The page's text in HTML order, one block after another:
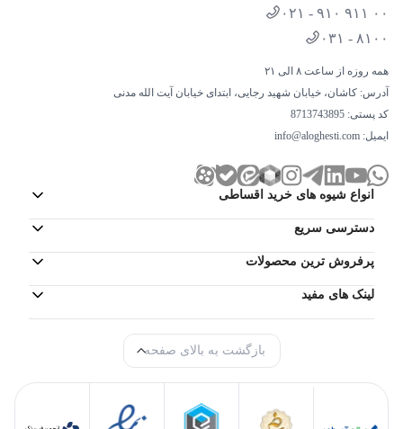
۰۲۱ - ۹۱۰ ۹۱۱ ۰۰
۰۳۱ - ۸۱۰۰
همه روزه از ساعت ۸ الی ۲۱
آدرس: کاشان، خیابان شهید رجایی، ابتدای خیابان آیت الله مدنی
کد پستی: 8713743895
ایمیل: info@aloghesti.com
انواع شیوه های خرید اقساطی
دسترسی سریع
پرفروش ترین محصولات
لینک های مفید
بازگشت به بالای صفحه